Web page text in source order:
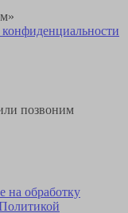
позвоним
на обработку